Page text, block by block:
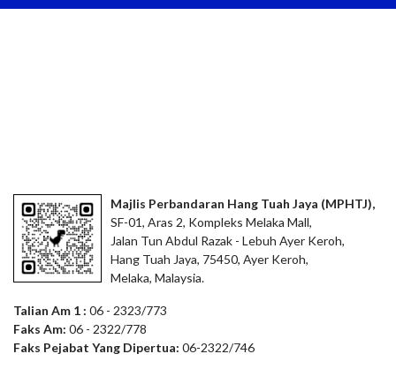
Majlis Perbandaran Hang Tuah Jaya (MPHTJ),
SF-01, Aras 2, Kompleks Melaka Mall,
Jalan Tun Abdul Razak - Lebuh Ayer Keroh,
Hang Tuah Jaya, 75450, Ayer Keroh,
Melaka, Malaysia.
Talian Am 1 : 06 - 2323/773
Faks Am: 06 - 2322/778
Faks Pejabat Yang Dipertua: 06-2322/746